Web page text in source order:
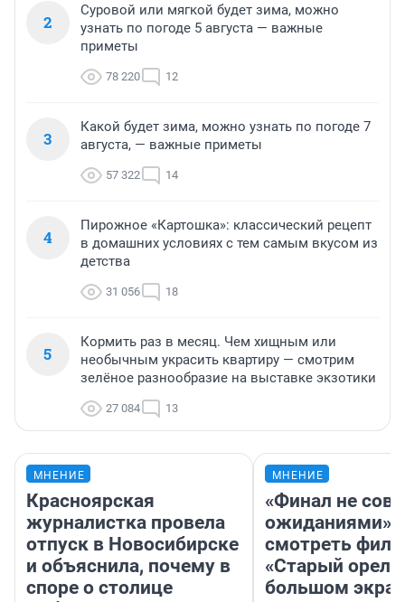
2
Суровой или мягкой будет зима, можно
узнать по погоде 5 августа — важные
приметы
78 220 12
3
Какой будет зима, можно узнать по погоде 7
августа, — важные приметы
57 322 14
4
Пирожное «Картошка»: классический рецепт
в домашних условиях с тем самым вкусом из
детства
31 056 18
5
Кормить раз в месяц. Чем хищным или
необычным украсить квартиру — смотрим
зелёное разнообразие на выставке экзотики
27 084 13
МНЕНИЕ
Красноярская
журналистка провела
отпуск в Новосибирске
и объяснила, почему в
споре о столице
МНЕНИЕ
«Финал не
ожиданиями»:
смотреть
«Старый орел»
большом